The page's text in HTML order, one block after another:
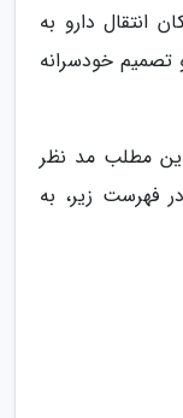
انتقال دارو به
تصمیم خودسرانه
مطلب مد نظر
فهرست زیر، به